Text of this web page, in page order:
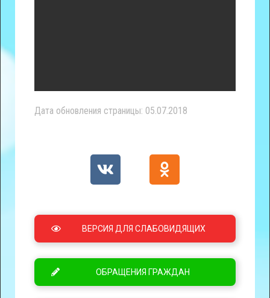
Дата обновления страницы: 05.07.2018
ВЕРСИЯ ДЛЯ СЛАБОВИДЯЩИХ
ОБРАЩЕНИЯ ГРАЖДАН